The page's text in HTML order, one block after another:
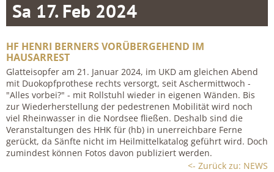
Sa 17. Feb 2024
HF HENRI BERNERS VORÜBERGEHEND IM
HAUSARREST
Glatteisopfer am 21. Januar 2024, im UKD am gleichen Abend
mit Duokopfprothese rechts versorgt, seit Aschermittwoch -
"Alles vorbei?" - mit Rollstuhl wieder in eigenen Wänden. Bis
zur Wiederherstellung der pedestrenen Mobilität wird noch
viel Rheinwasser in die Nordsee fließen. Deshalb sind die
Veranstaltungen des HHK für (hb) in unerreichbare Ferne
gerückt, da Sänfte nicht im Heilmittelkatalog geführt wird. Doch
zumindest können Fotos davon publiziert werden.
<- Zurück zu: NEWS